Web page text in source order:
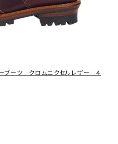
ーツ クロムエクセルレザー ４